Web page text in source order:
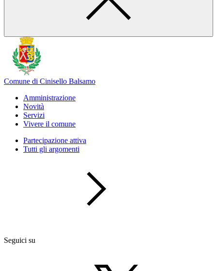
Comune di Cinisello Balsamo
Amministrazione
Novità
Servizi
Vivere il comune
Partecipazione attiva
Tutti gli argomenti
Seguici su